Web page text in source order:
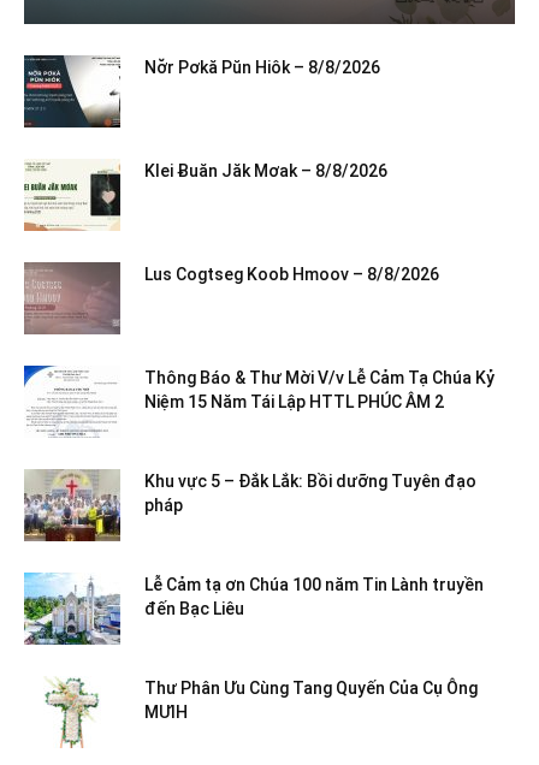
Nơ̆r Pơkă Pŭn Hiôk – 8/8/2026
Klei Ƀuăn Jăk Mơak – 8/8/2026
Lus Cogtseg Koob Hmoov – 8/8/2026
Thông Báo & Thư Mời V/v Lễ Cảm Tạ Chúa Kỷ
Niệm 15 Năm Tái Lập HTTL PHÚC ÂM 2
Khu vực 5 – Đắk Lắk: Bồi dưỡng Tuyên đạo
pháp
Lễ Cảm tạ ơn Chúa 100 năm Tin Lành truyền
đến Bạc Liêu
Thư Phân Ưu Cùng Tang Quyến Của Cụ Ông
MƯIH